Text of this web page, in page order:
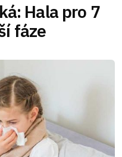
Hala pro 7
fáze